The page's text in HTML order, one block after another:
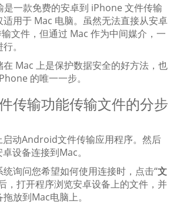
一款免费的安卓到 iPhone 文件传输
用于 Mac 电脑。虽然无法直接从安卓
文件，但通过 Mac 作为中间媒介，一
。
Mac 上是保护数据安全的好方法，也
的唯一一步。
传输功能传输文件的分步
启动Android文件传输应用程序。然后
设备连接到Mac。
统询问您希望如何使用连接时，点击“文
，打开程序浏览安卓设备上的文件，并
放到Mac电脑上。